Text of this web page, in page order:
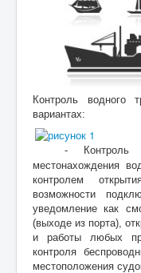
Контроль водного
вариантах:
- Контроль
местонахождения
контролем
возможности
уведомление как
(выходе из порта),
и работы любых
контроля б
местоположения